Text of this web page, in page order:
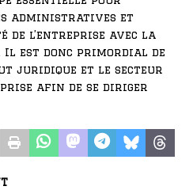
administratives et
l’entreprise avec la
est donc primordial de
juridique et le secteur
afin de se diriger